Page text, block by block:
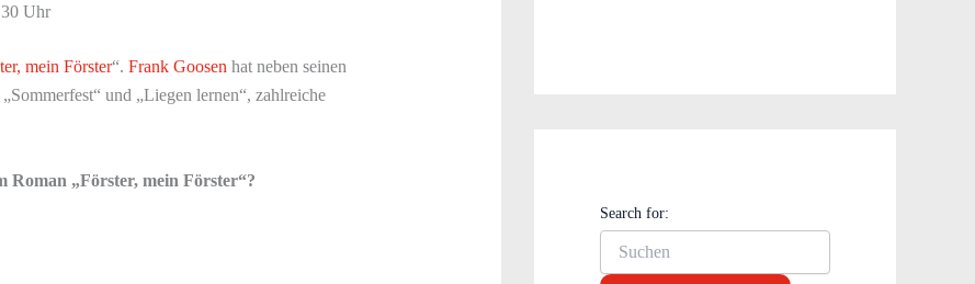
Uhr
mein Förster“. Frank Goosen hat neben seinen
und „Liegen lernen“, zahlreiche
Roman „Förster, mein Förster“?
Search for: